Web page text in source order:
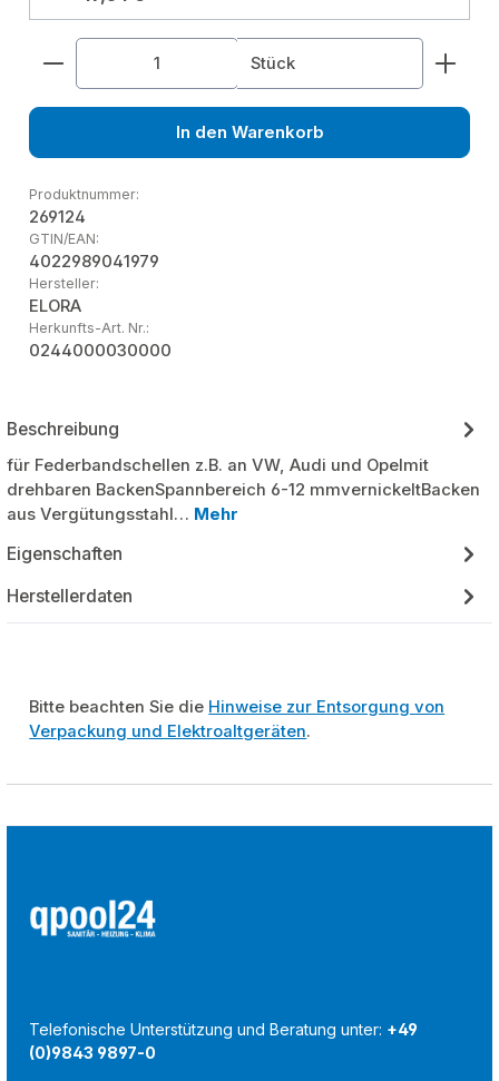
Produkt Anzahl: Gib den gewünschten Wert
Stück
In den Warenkorb
Produktnummer:
269124
GTIN/EAN:
4022989041979
Hersteller:
ELORA
Herkunfts-Art. Nr.:
0244000030000
Beschreibung
für Federbandschellen z.B. an VW, Audi und Opelmit
drehbaren BackenSpannbereich 6-12 mmvernickeltBacken
aus Vergütungsstahl… Mehr
Eigenschaften
Herstellerdaten
Bitte beachten Sie die Hinweise zur Entsorgung von
Verpackung und Elektroaltgeräten.
Telefonische Unterstützung und Beratung unter: +49
(0)9843 9897-0